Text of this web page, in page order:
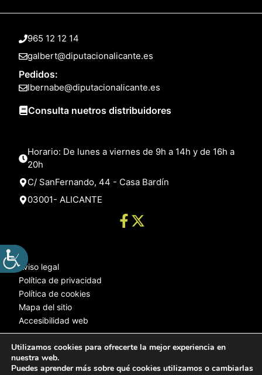
965 12 12 14
galbert@diputacionalicante.es
Pedidos:
lbernabe@diputacionalicante.es
Consulta nuetros distribuidores
Horario: De lunes a viernes de 9h a 14h y de 16h a
20h
C/ SanFernando, 44 - Casa Bardín
03001- ALICANTE
Aviso legal
Política de privacidad
Política de cookies
Mapa del sitio
Accesibilidad web
© 2025 Web desarrollada por el Servicio de Informática de Diputación
Utilizamos cookies para ofrecerte la mejor experiencia en
nuestra web.
Puedes aprender más sobre qué cookies utilizamos o cambiarlas